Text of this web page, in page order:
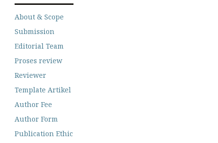
About & Scope
Submission
Editorial Team
Proses review
Reviewer
Template Artikel
Author Fee
Author Form
Publication Ethic